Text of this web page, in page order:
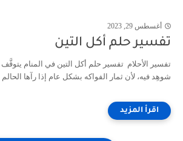
أغسطس 29, 2023
تفسير حلم أكل التين
تفسير الأحلام تفسير حلم أكل التين في المنام
شوهِد فيه، لأن ثمار الفواكه بشكل عام إذا رآها